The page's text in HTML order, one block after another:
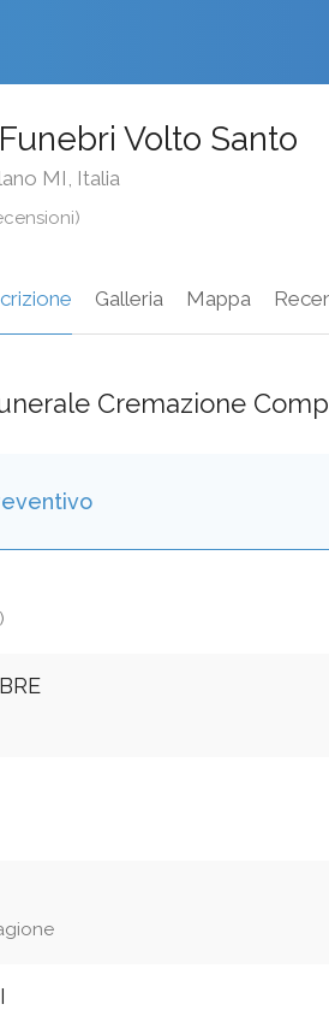
Volto Santo
MI, Italia
Galleria Mappa
Cremazione